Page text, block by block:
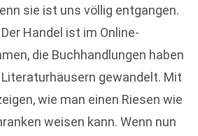
sie ist uns völlig entgangen.
Handel ist im Online-
die Buchhandlungen haben
gewandelt. Mit
wie man einen Riesen wie
weisen kann. Wenn nun